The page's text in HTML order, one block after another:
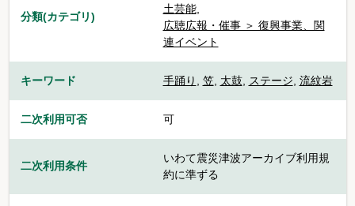
分類(カテゴリ)
土芸能,
広聴広報・催事 ＞ 復興事業、関
連イベント
キーワード 手踊り , 笠, 太鼓, ステージ, 流紋岩
二次利用可否 可
二次利用条件
いわて震災津波アーカイブ利用規
約に準ずる